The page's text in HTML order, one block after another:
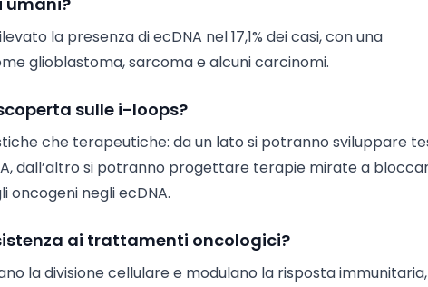
la presenza di ecDNA nel 17,1% dei casi, con una
glioblastoma, sarcoma e alcuni carcinomi.
sulle i-loops?
che terapeutiche: da un lato si potranno sviluppare
dall’altro si potranno progettare terapie mirate a
oncogeni negli ecDNA.
ai trattamenti oncologici?
la divisione cellulare e modulano la risposta immunitaria,